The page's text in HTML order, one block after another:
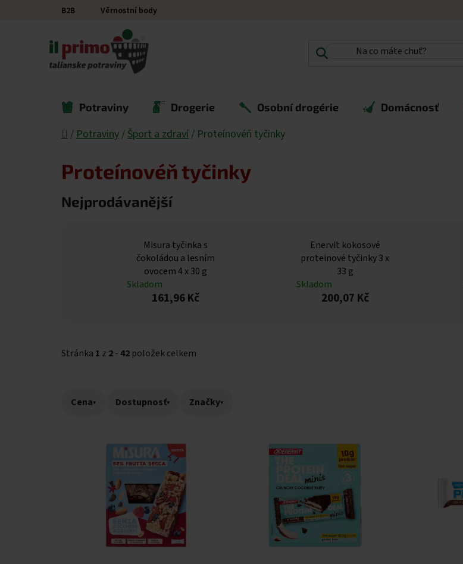
B2B Věrnostní body
Potraviny Drogerie Osobní drogérie Domácnosť
Domů
/ Potraviny / Šport a zdraví / Proteínovéň tyčinky
Proteínovéň tyčinky
Nejprodávanější
Misura tyčinka s
čokoládou a lesním
ovocem 4 x 30 g
Skladom
161,96 Kč
Enervit kokosové
proteinové tyčinky 3 x
33 g
Skladom
200,07 Kč
Stránka 1 z 2-42 položek celkem
Cena▾ Dostupnosť▾ Značky▾